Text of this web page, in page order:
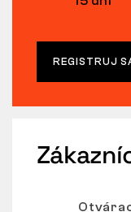
REGISTRUJ